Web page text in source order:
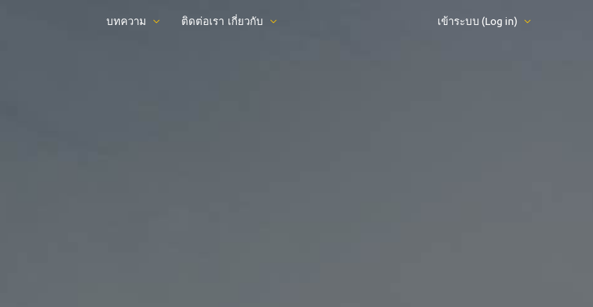
เกี่ยวกับ
บทความ ติดต่อเรา เข้าระบบ (Log in)